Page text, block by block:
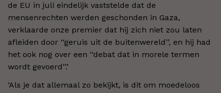
de EU in juli eindelijk vaststelde dat de
mensenrechten werden geschonden in Gaza,
verklaarde onze premier dat hij zich niet zou laten
afleiden door ‘‘geruis uit de buitenwereld’’, en hij had
het ook nog over een ‘‘debat dat in morele termen
wordt gevoerd’’.’
‘Als je dat allemaal zo bekijkt, is dit om moedeloos